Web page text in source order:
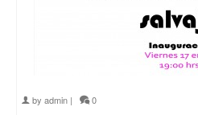
by admin | 0